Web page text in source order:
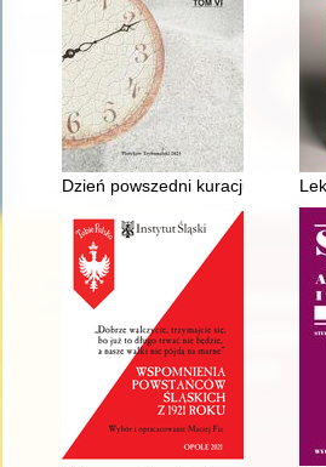
Dzień powszedni kuracjusza w